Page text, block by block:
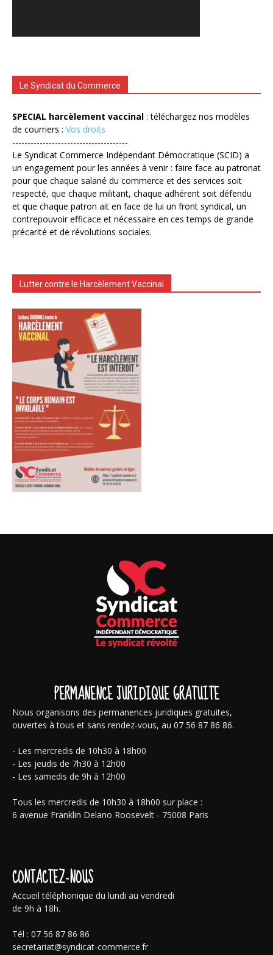
Le Syndicat du Commerce
SPECIAL harcèlement vaccinal : téléchargez nos modèles
de courriers : Vos droits
--------------------------------------
Le Syndicat Commerce Indépendant Démocratique (SCID) a
un engagement pour les années à venir : faire face au patronat
pour que chaque salarié du commerce et des services soit
respecté, que chaque militant, chaque adhérent soit défendu
et que chaque patron ait en face de lui un front syndical, un
contrepouvoir efficace et nécessaire en ces temps de grande
précarité et de révolutions sociales.
Lutter contre le Harcèlement Vaccinal
PERMANENCE JURIDIQUE GRATUITE
Nous organisons des permanences juridiques gratuites,
ouvertes à tous et sans rendez-vous, au 07 56 87 86 86.
- Les mercredis de 10h30 à 18h00
- Les jeudis de 7h30 à 12h00
- Les samedis de 9h à 12h00
Tous les mercredis de 10h30 à 18h00 sur place :
6 avenue Franklin Delano Roosevelt - 75008 Paris
CONTACTEZ-NOUS
Accueil téléphonique du lundi au vendredi
de 9h à 18h.
Tél : 07 56 87 86 86
secretariat@syndicat-commerce.fr